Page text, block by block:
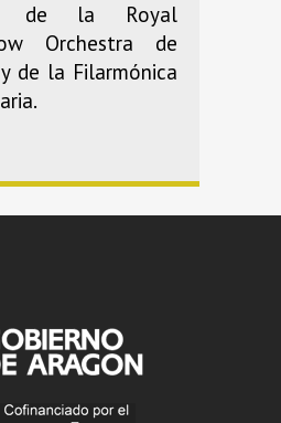
de la Royal
Orchestra de
de la Filarmónica